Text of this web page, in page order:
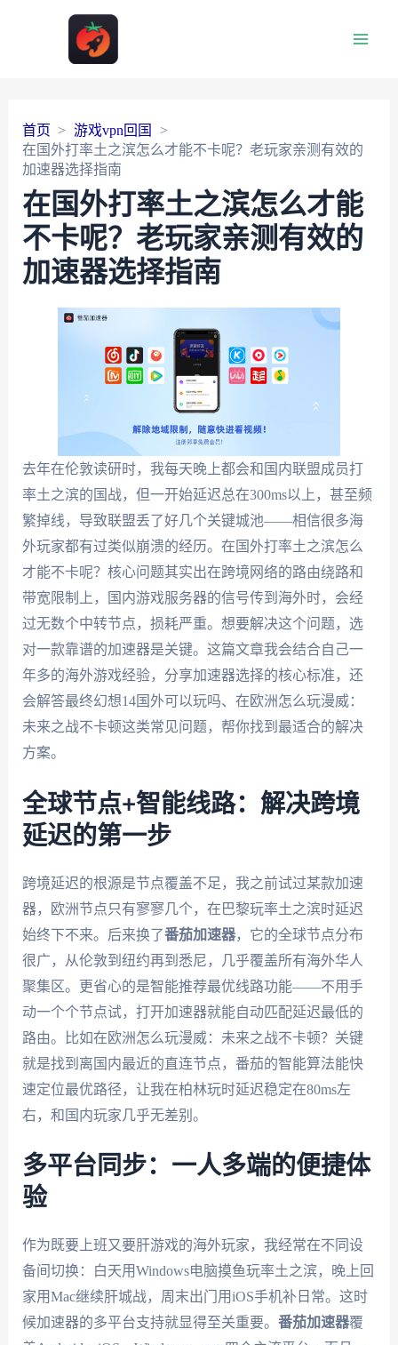
首页
游戏vpn回国
在国外打率土之滨怎么才能不卡呢？老玩家亲测有效的
加速器选择指南
在国外打率土之滨怎么才能
不卡呢？老玩家亲测有效的
加速器选择指南
去年在伦敦读研时，我每天晚上都会和国内联盟成员打
率土之滨的国战，但一开始延迟总在300ms以上，甚至频
繁掉线，导致联盟丢了好几个关键城池——相信很多海
外玩家都有过类似崩溃的经历。在国外打率土之滨怎么
才能不卡呢？核心问题其实出在跨境网络的路由绕路和
带宽限制上，国内游戏服务器的信号传到海外时，会经
过无数个中转节点，损耗严重。想要解决这个问题，选
对一款靠谱的加速器是关键。这篇文章我会结合自己一
年多的海外游戏经验，分享加速器选择的核心标准，还
会解答最终幻想14国外可以玩吗、在欧洲怎么玩漫威：
未来之战不卡顿这类常见问题，帮你找到最适合的解决
方案。
全球节点+智能线路：解决跨境
延迟的第一步
跨境延迟的根源是节点覆盖不足，我之前试过某款加速
器，欧洲节点只有寥寥几个，在巴黎玩率土之滨时延迟
始终下不来。后来换了番茄加速器，它的全球节点分布
很广，从伦敦到纽约再到悉尼，几乎覆盖所有海外华人
聚集区。更省心的是智能推荐最优线路功能——不用手
动一个个节点试，打开加速器就能自动匹配延迟最低的
路由。比如在欧洲怎么玩漫威：未来之战不卡顿？关键
就是找到离国内最近的直连节点，番茄的智能算法能快
速定位最优路径，让我在柏林玩时延迟稳定在80ms左
右，和国内玩家几乎无差别。
多平台同步：一人多端的便捷体
验
作为既要上班又要肝游戏的海外玩家，我经常在不同设
备间切换：白天用Windows电脑摸鱼玩率土之滨，晚上回
家用Mac继续肝城战，周末出门用iOS手机补日常。这时
候加速器的多平台支持就显得至关重要。 番茄加速器覆